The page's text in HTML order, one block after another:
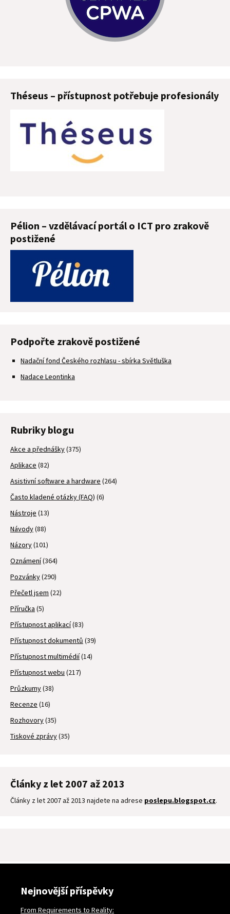
Théseus – přístupnost potřebuje profesionály
Pélion – vzdělávací portál o ICT pro zrakově
postižené
Podpořte zrakově postižené
Nadační fond Českého rozhlasu - sbírka Světluška
Nadace Leontinka
Rubriky blogu
Akce a přednášky(375)
Aplikace (82)
Asistivní software a hardware (264)
Často kladené otázky (FAQ) (6)
Nástroje (13)
Návody(88)
Názory(101)
Oznámení(364)
Pozvánky(290)
Přečetl jsem (22)
Příručka (5)
Přístupnost aplikací(83)
Přístupnost dokumentů (39)
Přístupnost multimédií(14)
Přístupnost webu (217)
Průzkumy(38)
Recenze (16)
Rozhovory(35)
Tiskové zprávy(35)
Články z let 2007 až 2013
Články z let 2007 až 2013 najdete na adrese poslepu.blogspot.cz.
Nejnovější příspěvky
From Requirements to Reality: